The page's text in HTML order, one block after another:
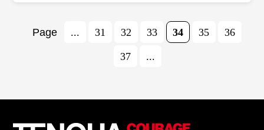
... 31 32 33 34 35 36
37 ...